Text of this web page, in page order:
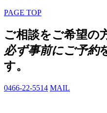
PAGE TOP
ご相談をご希望の
必ず事前にご予約
す。
0466-22-5514 MAIL